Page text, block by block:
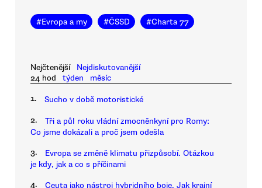
#Evropa a my #ČSSD #Charta 77
Nejčtenější
Nejdiskutovanější
24 hod
týden měsíc
1. Sucho v době motoristické
2.
Tři a půl roku vládní zmocněnkyní pro Romy:
Co jsme dokázali a proč jsem odešla
3.
Evropa se změně klimatu přizpůsobí. Otázkou
je kdy, jak a co s příčinami
4.
Ceuta jako nástroj hybridního boje. Jak krajní